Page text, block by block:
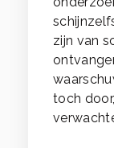
zijn van
toch